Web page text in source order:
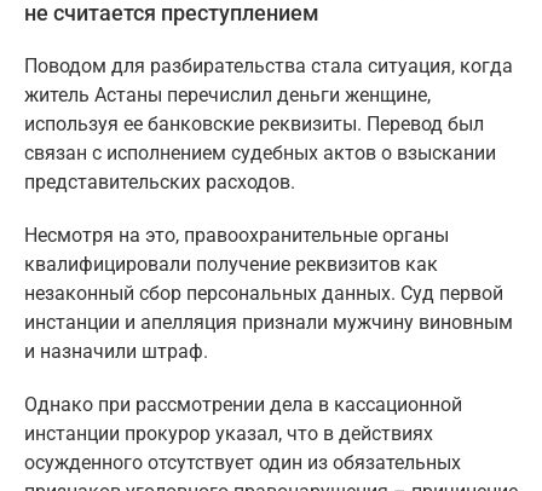
не считается преступлением
Поводом для разбирательства стала ситуация, когда
житель Астаны перечислил деньги женщине,
используя ее банковские реквизиты. Перевод был
связан с исполнением судебных актов о взыскании
представительских расходов.
Несмотря на это, правоохранительные органы
квалифицировали получение реквизитов как
незаконный сбор персональных данных. Суд первой
инстанции и апелляция признали мужчину виновным
и назначили штраф.
Однако при рассмотрении дела в кассационной
инстанции прокурор указал, что в действиях
осужденного отсутствует один из обязательных